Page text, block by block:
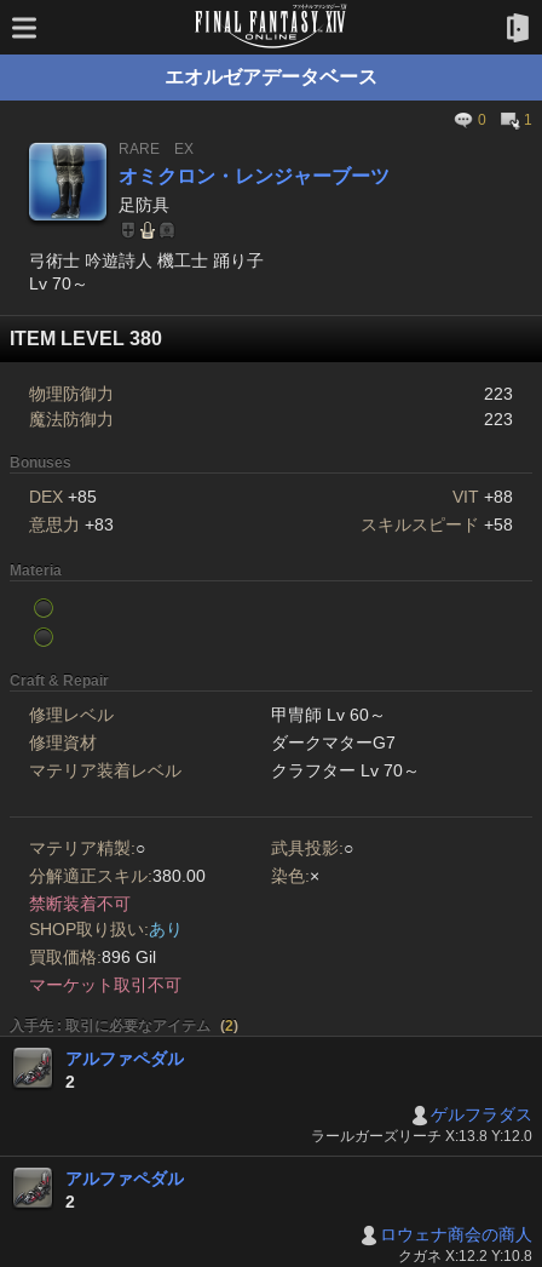
エオルゼアデータベース
0
1
RARE
EX
オミクロン・レンジャーブーツ
足防具
弓術士 吟遊詩人 機工士 踊り子
Lv 70～
ITEM LEVEL 380
物理防御力
223
魔法防御力
223
Bonuses
DEX +85 VIT +88
意思力 +83 スキルスピード +58
Materia
Craft & Repair
修理レベル
甲冑師 Lv 60～
修理資材
ダークマターG7
マテリア装着レベル
クラフター Lv 70～
マテリア精製:○ 武具投影:○
分解適正スキル:380.00 染色:×
禁断装着不可
SHOP取り扱い:あり
買取価格:896 Gil
マーケット取引不可
入手先 : 取引に必要なアイテム (2)
アルファペダル
2
ゲルフラダス
ラールガーズリーチ X:13.8 Y:12.0
アルファペダル
2
ロウェナ商会の商人
クガネ X:12.2 Y:10.8